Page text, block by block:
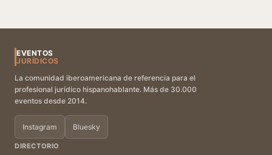
EVENTOS
JURÍDICOS
La comunidad iberoamericana de referencia para el
profesional jurídico hispanohablante. Más de 30.000
eventos desde 2014.
Instagram Bluesky
DIRECTORIO